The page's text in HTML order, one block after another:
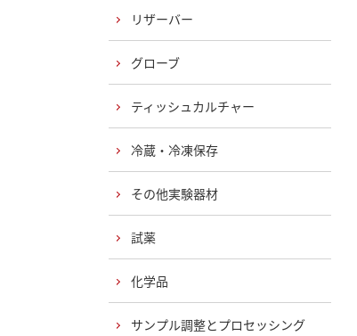
リザーバー
グローブ
ティッシュカルチャー
冷蔵・冷凍保存
その他実験器材
試薬
化学品
サンプル調整とプロセッシング